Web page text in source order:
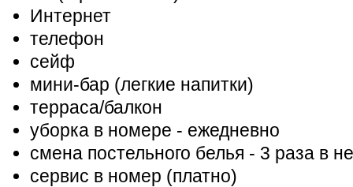
Интернет
телефон
сейф
мини-бар (легкие напитки)
терраса/балкон
уборка в номере - ежедневно
смена постельного белья - 3 раза в
сервис в номер (платно)